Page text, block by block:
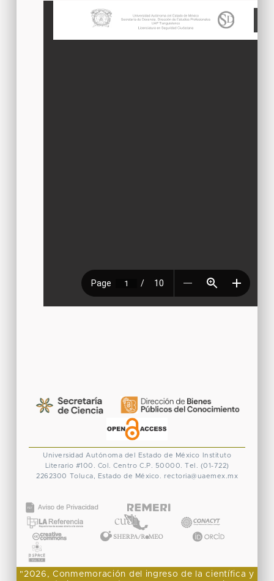
Universidad Autónoma del Estado de México
Instituto
Literario #100. Col. Centro C.P. 50000. Tel. (01-722)
2262300 Toluca, Estado de México. rectoria@uaemex.mx
"2026, Conmemoración del ingreso de la científica y